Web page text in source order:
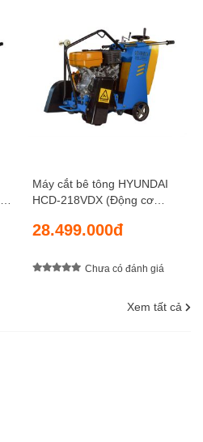
Máy cắt bê tông HYUNDAI
HCD-218VDX (Động cơ
28.499.000đ
Chưa có đánh giá
Xem tất cả